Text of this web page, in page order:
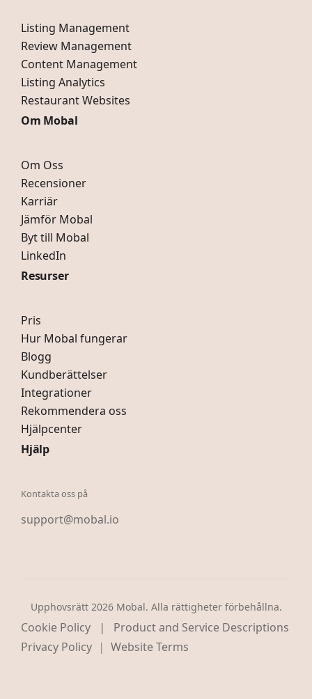
Listing Management
Review Management
Content Management
Listing Analytics
Restaurant Websites
Om Mobal
Om Oss
Recensioner
Karriär
Jämför Mobal
Byt till Mobal
LinkedIn
Resurser
Pris
Hur Mobal fungerar
Blogg
Kundberättelser
Integrationer
Rekommendera oss
Hjälpcenter
Hjälp
Kontakta oss på
support@mobal.io
Upphovsrätt 2026 Mobal. Alla rättigheter förbehållna.
Cookie Policy | Product and Service Descriptions
Privacy Policy | Website Terms